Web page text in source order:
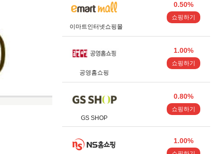
이마트인터넷쇼핑몰
0.50%
쇼핑하기
공영홈쇼핑
1.00%
쇼핑하기
GS SHOP
0.80%
쇼핑하기
1.00%